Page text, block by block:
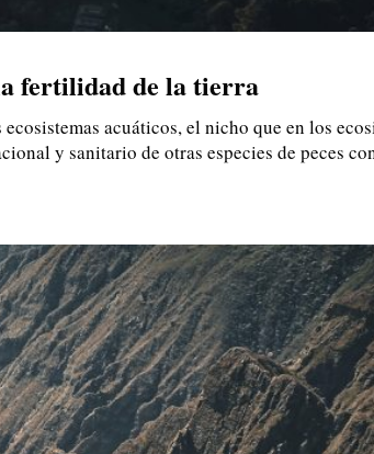
fertilidad de la tierra
acuáticos, el nicho que en los
y sanitario de otras especies de peces